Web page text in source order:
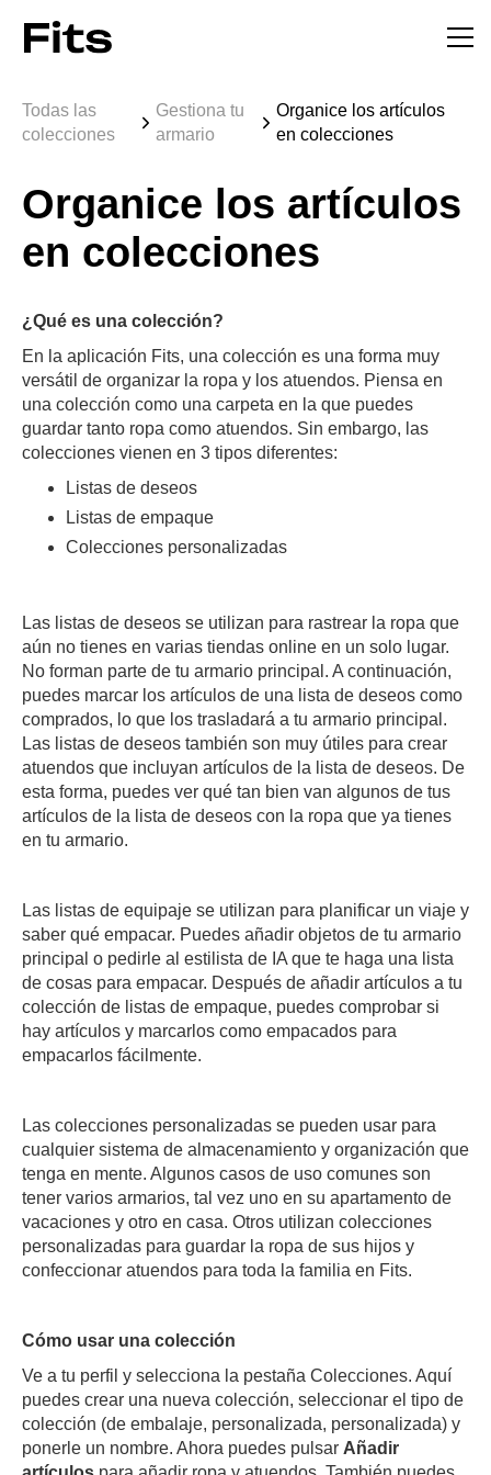
Todas las
colecciones
Gestiona tu
armario
Organice los artículos
en colecciones
Organice los artículos
en colecciones
¿Qué es una colección?
En la aplicación Fits, una colección es una forma muy
versátil de organizar la ropa y los atuendos. Piensa en
una colección como una carpeta en la que puedes
guardar tanto ropa como atuendos. Sin embargo, las
colecciones vienen en 3 tipos diferentes:
Listas de deseos
Listas de empaque
Colecciones personalizadas
Las listas de deseos se utilizan para rastrear la ropa que
aún no tienes en varias tiendas online en un solo lugar.
No forman parte de tu armario principal. A continuación,
puedes marcar los artículos de una lista de deseos como
comprados, lo que los trasladará a tu armario principal.
Las listas de deseos también son muy útiles para crear
atuendos que incluyan artículos de la lista de deseos. De
esta forma, puedes ver qué tan bien van algunos de tus
artículos de la lista de deseos con la ropa que ya tienes
en tu armario.
Las listas de equipaje se utilizan para planificar un viaje y
saber qué empacar. Puedes añadir objetos de tu armario
principal o pedirle al estilista de IA que te haga una lista
de cosas para empacar. Después de añadir artículos a tu
colección de listas de empaque, puedes comprobar si
hay artículos y marcarlos como empacados para
empacarlos fácilmente.
Las colecciones personalizadas se pueden usar para
cualquier sistema de almacenamiento y organización que
tenga en mente. Algunos casos de uso comunes son
tener varios armarios, tal vez uno en su apartamento de
vacaciones y otro en casa. Otros utilizan colecciones
personalizadas para guardar la ropa de sus hijos y
confeccionar atuendos para toda la familia en Fits.
Cómo usar una colección
Ve a tu perfil y selecciona la pestaña Colecciones. Aquí
puedes crear una nueva colección, seleccionar el tipo de
colección (de embalaje, personalizada, personalizada) y
ponerle un nombre. Ahora puedes pulsar Añadir